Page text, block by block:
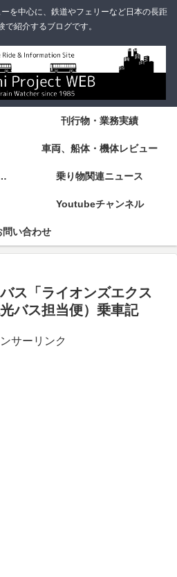
を中心に、鉄道やフェリーなど日本の長距
で紹介するブログです。
刊行物・業務実績
車両、船体・機体レビュー
両・設備・シート紹介 乗り物関連ニュース
Youtubeチャンネル
問い合わせ
ス「ライオンズエクス
バス担当便）乗車記
サーリンク